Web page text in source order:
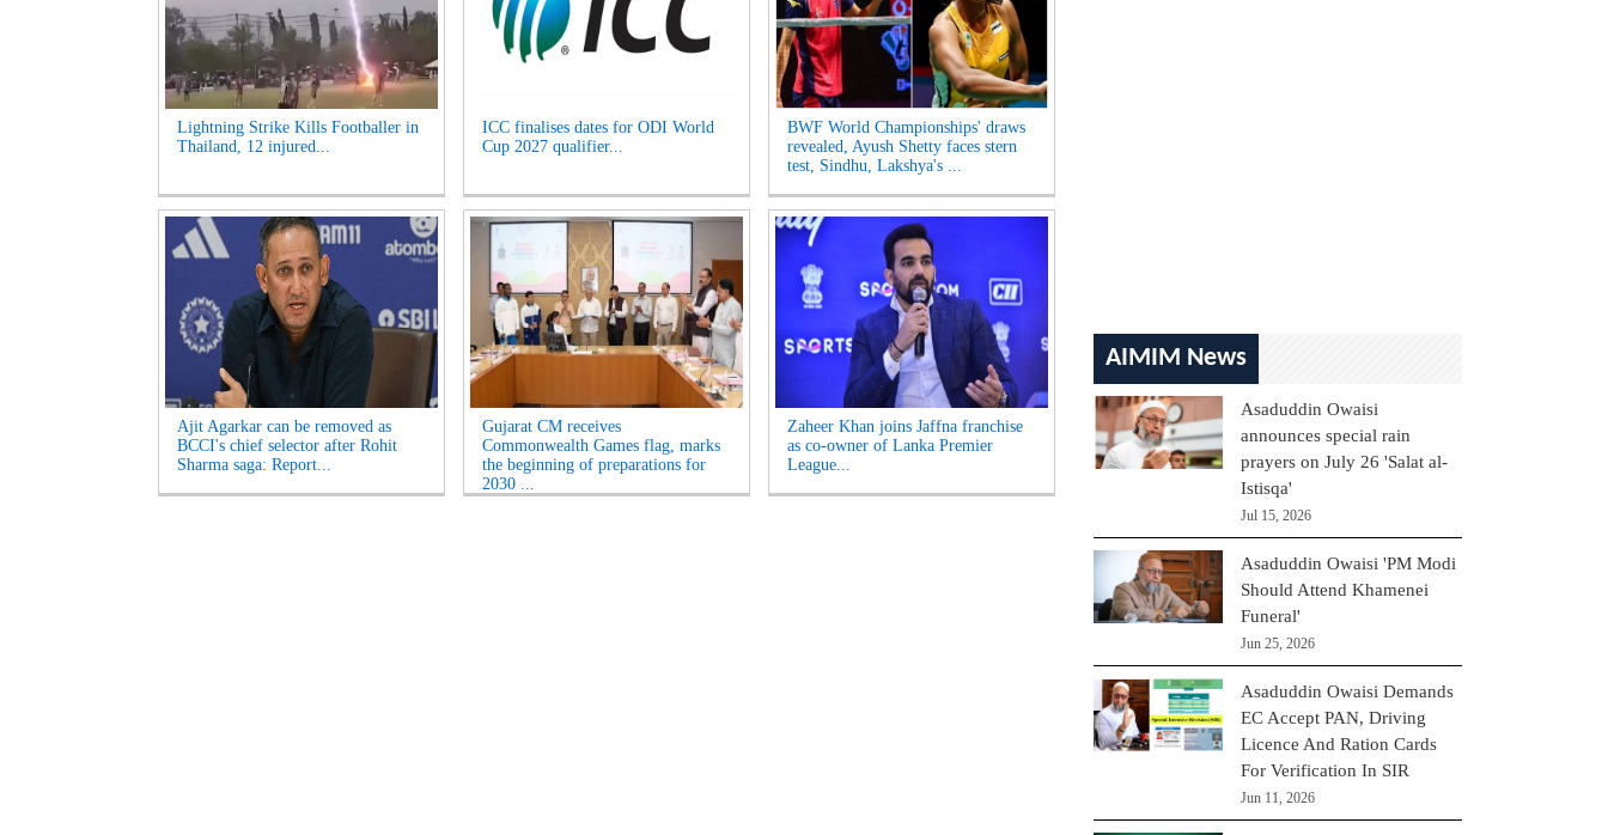
Lightning Strike Kills Footballer in
Thailand, 12 injured...
ICC finalises dates for ODI World
Cup 2027 qualifier...
BWF World Championships' draws
revealed, Ayush Shetty faces stern
test, Sindhu, Lakshya's ...
Ajit Agarkar can be removed as
BCCI's chief selector after Rohit
Sharma saga: Report...
Gujarat CM receives
Commonwealth Games flag, marks
the beginning of preparations for
2030 ...
Zaheer Khan joins Jaffna franchise
as co-owner of Lanka Premier
League...
AIMIM News
Asaduddin Owaisi
announces special rain
prayers on July 26 'Salat al-
Istisqa'
Jul 15, 2026
Asaduddin Owaisi 'PM Modi
Should Attend Khamenei
Funeral'
Jun 25, 2026
Asaduddin Owaisi Demands
EC Accept PAN, Driving
Licence And Ration Cards
For Verification In SIR
Jun 11, 2026